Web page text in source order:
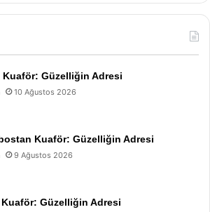
Kuaför: Güzelliğin Adresi
10 Ağustos 2026
Kuaför: Güzelliğin Adresi
9 Ağustos 2026
Güzelliğin Adresi